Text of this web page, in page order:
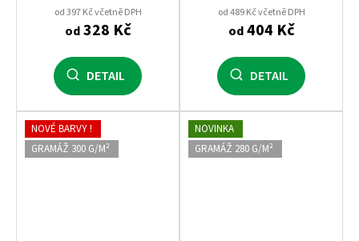
od 397 Kč včetně DPH
od328 Kč
DETAIL
od 489 Kč včetně DPH
od404 Kč
DETAIL
NOVÉ BARVY !
GRAMÁŽ 300 G/M²
NOVINKA
GRAMÁŽ 280 G/M²